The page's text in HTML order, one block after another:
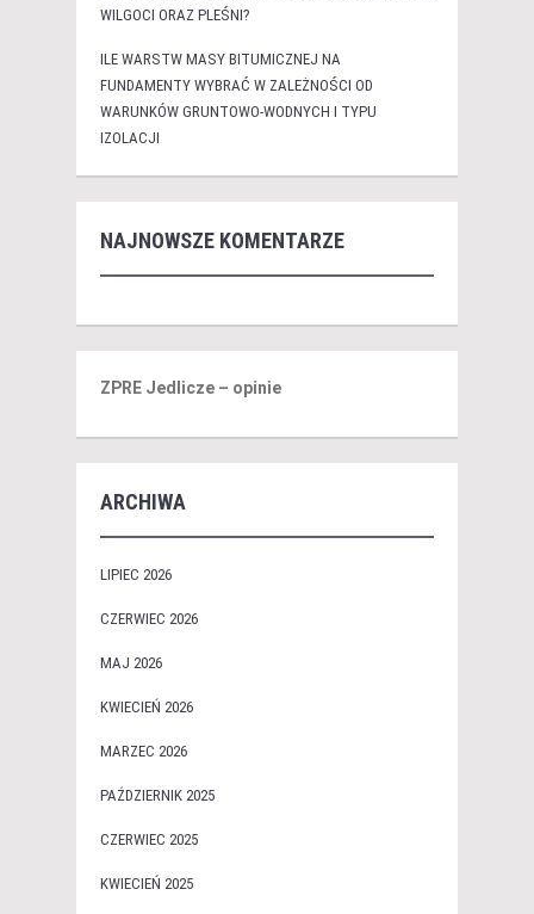
WILGOCI ORAZ PLEŚNI?
ILE WARSTW MASY BITUMICZNEJ NA
FUNDAMENTY WYBRAĆ W ZALEŻNOŚCI OD
WARUNKÓW GRUNTOWO-WODNYCH I TYPU
IZOLACJI
NAJNOWSZE KOMENTARZE
ZPRE Jedlicze – opinie
ARCHIWA
LIPIEC 2026
CZERWIEC 2026
MAJ 2026
KWIECIEŃ 2026
MARZEC 2026
PAŹDZIERNIK 2025
CZERWIEC 2025
KWIECIEŃ 2025